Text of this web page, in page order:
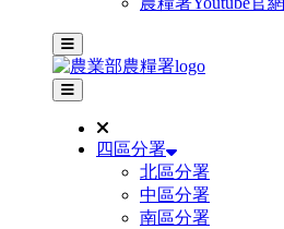
主選單
其他網站選單
四區分署
北區分署
中區分署
南區分署